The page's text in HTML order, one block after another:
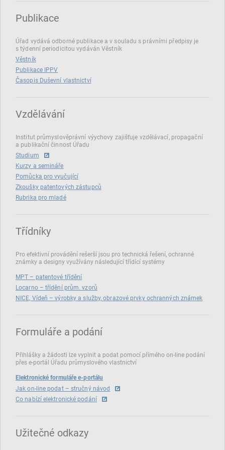
Publikace
Úřad vydává odborné publikace a v souladu s právními předpisy je
s týdenní periodicitou vydáván Věstník
Věstník
Publikace IPPV
Časopis Duševní vlastnictví
Vzdělávání
Institut průmyslověprávní výychovy zajišťuje vzdělávací, propagační
a publikační činnost Úřadu
Studium
Kurzy a semináře
Pomůcka pro vyučující
Zkoušky patentových zástupců
Rubrika pro mladé
Třídníky
Pro efektivní provádění rešerší jsou pro technická řešení, ochranné
známky a designy využívány následující třídící systémy
MPT – patentové třídění
Locarno – třídění prům. vzorů
NICE, Vídeň – výrobky a služby, obrazové prvky ochranných známek
Formuláře a podání
Přihlášky a žádosti lze vyplnit a podat pomocí přímého on‑line podání
přes e‑portál Úřadu průmyslového vlastnictví
Elektronické formuláře e-portálu
Jak on-line podat – stručný návod
Co nabízí elektronické podání
Užitečné odkazy